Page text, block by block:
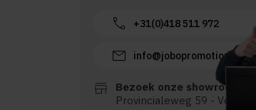
call +31(0)418 511 972
mail info@jobopromotions.nl
store
Bezoek onze showroom:
Provincialeweg 59 - Velddriel